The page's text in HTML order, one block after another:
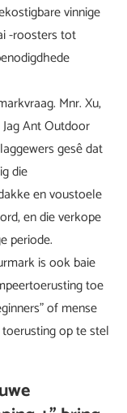
vinnige
-roosters tot
Mnr. Xu,
Ant Outdoor
gesê dat
die
en voustoele
en die verkope
periode.
is ook baie
toe
of mense
op te stel